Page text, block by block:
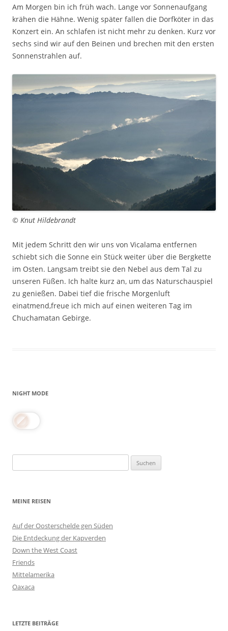
Am Morgen bin ich früh wach. Lange vor Sonnenaufgang
krähen die Hähne. Wenig später fallen die Dorfköter in das
Konzert ein. An schlafen ist nicht mehr zu denken. Kurz vor
sechs sind wir auf den Beinen und brechen mit den ersten
Sonnenstrahlen auf.
© Knut Hildebrandt
Mit jedem Schritt den wir uns von Vicalama entfernen
schiebt sich die Sonne ein Stück weiter über die Bergkette
im Osten. Langsam treibt sie den Nebel aus dem Tal zu
unseren Füßen. Ich halte kurz an, um das Naturschauspiel
zu genießen. Dabei tief die frische Morgenluft
einatmend,freue ich mich auf einen weiteren Tag im
Chuchamatan Gebirge.
NIGHT MODE
nach:
MEINE REISEN
Auf der Oosterschelde gen Süden
Die Entdeckung der Kapverden
Down the West Coast
Friends
Mittelamerika
Oaxaca
LETZTE BEITRÄGE